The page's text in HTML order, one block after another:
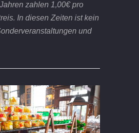
zahlen 1,00€ pro
In diesen Zeiten ist kein
und